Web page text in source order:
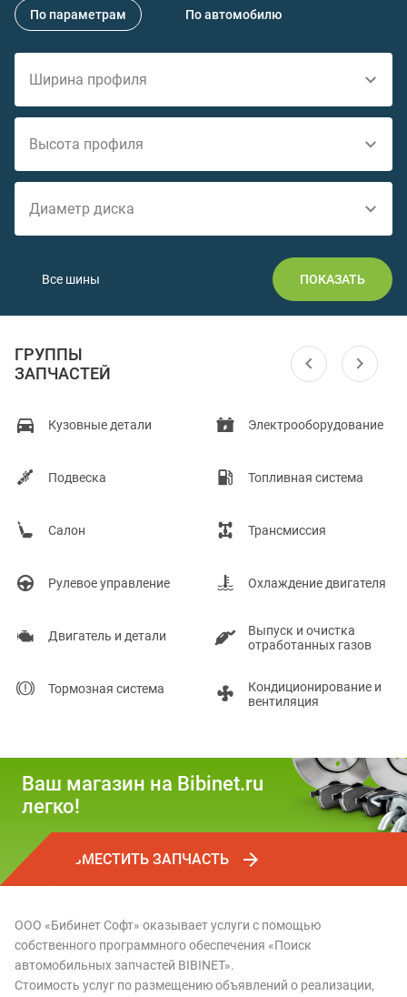
По параметрам По автомобилю
Ширина профиля
Высота профиля
Диаметр диска
Все шины ПОКАЗАТЬ
ГРУППЫ
ЗАПЧАСТЕЙ
Кузовные детали
Подвеска
Салон
Рулевое управление
Двигатель и детали
Тормозная система
Электрооборудование
Топливная система
Трансмиссия
Охлаждение двигателя
Выпуск и очистка
отработанных газов
Кондиционирование и
вентиляция
Ваш магазин на Bibinet.ru
легко!
РАЗМЕСТИТЬ ЗАПЧАСТЬ
ООО «Бибинет Софт» оказывает услуги с помощью
собственного программного обеспечения «Поиск
автомобильных запчастей BIBINET».
Стоимость услуг по размещению объявлений о реализации,